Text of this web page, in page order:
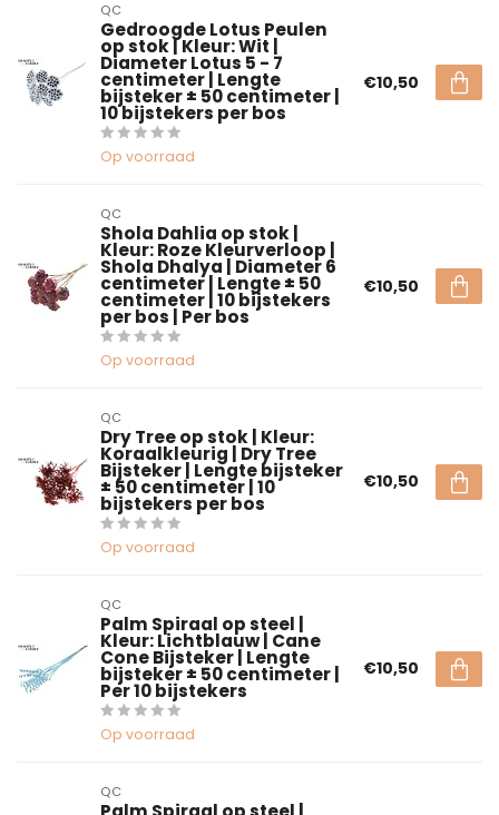
QC
Gedroogde Lotus Peulen
op stok | Kleur: Wit |
Diameter Lotus 5 - 7
centimeter | Lengte
bijsteker ± 50 centimeter |
10 bijstekers per bos
Op voorraad
€10,50
QC
Shola Dahlia op stok |
Kleur: Roze Kleurverloop |
Shola Dhalya | Diameter 6
centimeter | Lengte ± 50
centimeter | 10 bijstekers
per bos | Per bos
Op voorraad
€10,50
QC
Dry Tree op stok | Kleur:
Koraalkleurig | Dry Tree
Bijsteker | Lengte bijsteker
± 50 centimeter | 10
bijstekers per bos
Op voorraad
€10,50
QC
Palm Spiraal op steel |
Kleur: Lichtblauw | Cane
Cone Bijsteker | Lengte
bijsteker ± 50 centimeter |
Per 10 bijstekers
Op voorraad
€10,50
QC